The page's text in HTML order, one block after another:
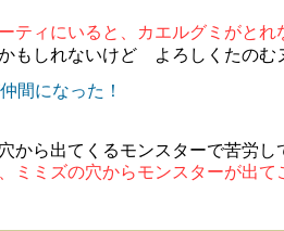
ティにいると、カエルグミがとれ
もしれないけど よろしくたのむ
間になった！
から出てくるモンスターで苦労し
ミミズの穴からモンスターが出て